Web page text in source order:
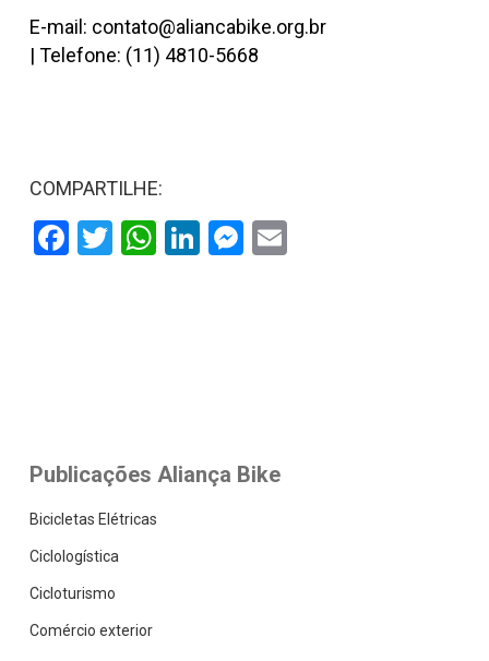
E-mail: contato@aliancabike.org.br
| Telefone: (11) 4810-5668
COMPARTILHE:
Facebook
Twitter
WhatsApp
LinkedIn
Messenger
Email
Publicações Aliança Bike
Bicicletas Elétricas
Ciclologística
Cicloturismo
Comércio exterior